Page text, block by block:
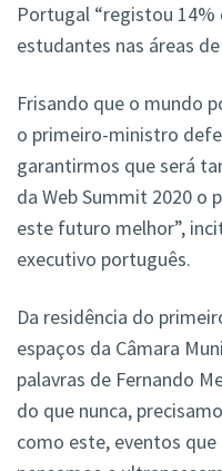
Portugal “registou
estudantes nas áreas
Frisando que o mundo
o primeiro-ministro
garantirmos que será
da Web Summit 2020 o
este futuro melhor”,
executivo português.
Da residência do
espaços da Câmara
palavras de Fernando
do que nunca,
como este, eventos